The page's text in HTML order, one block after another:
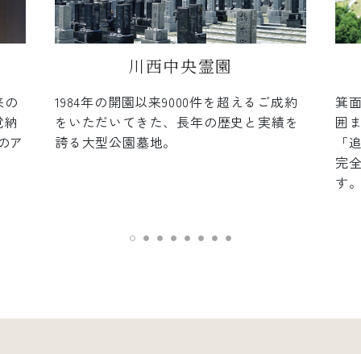
の
ア
川西中央霊園
1984年の開園以来9000件を超えるご成約
をいただいてきた、長年の歴史と実績を
誇る大型公園墓地。
箕
囲
「
完
す